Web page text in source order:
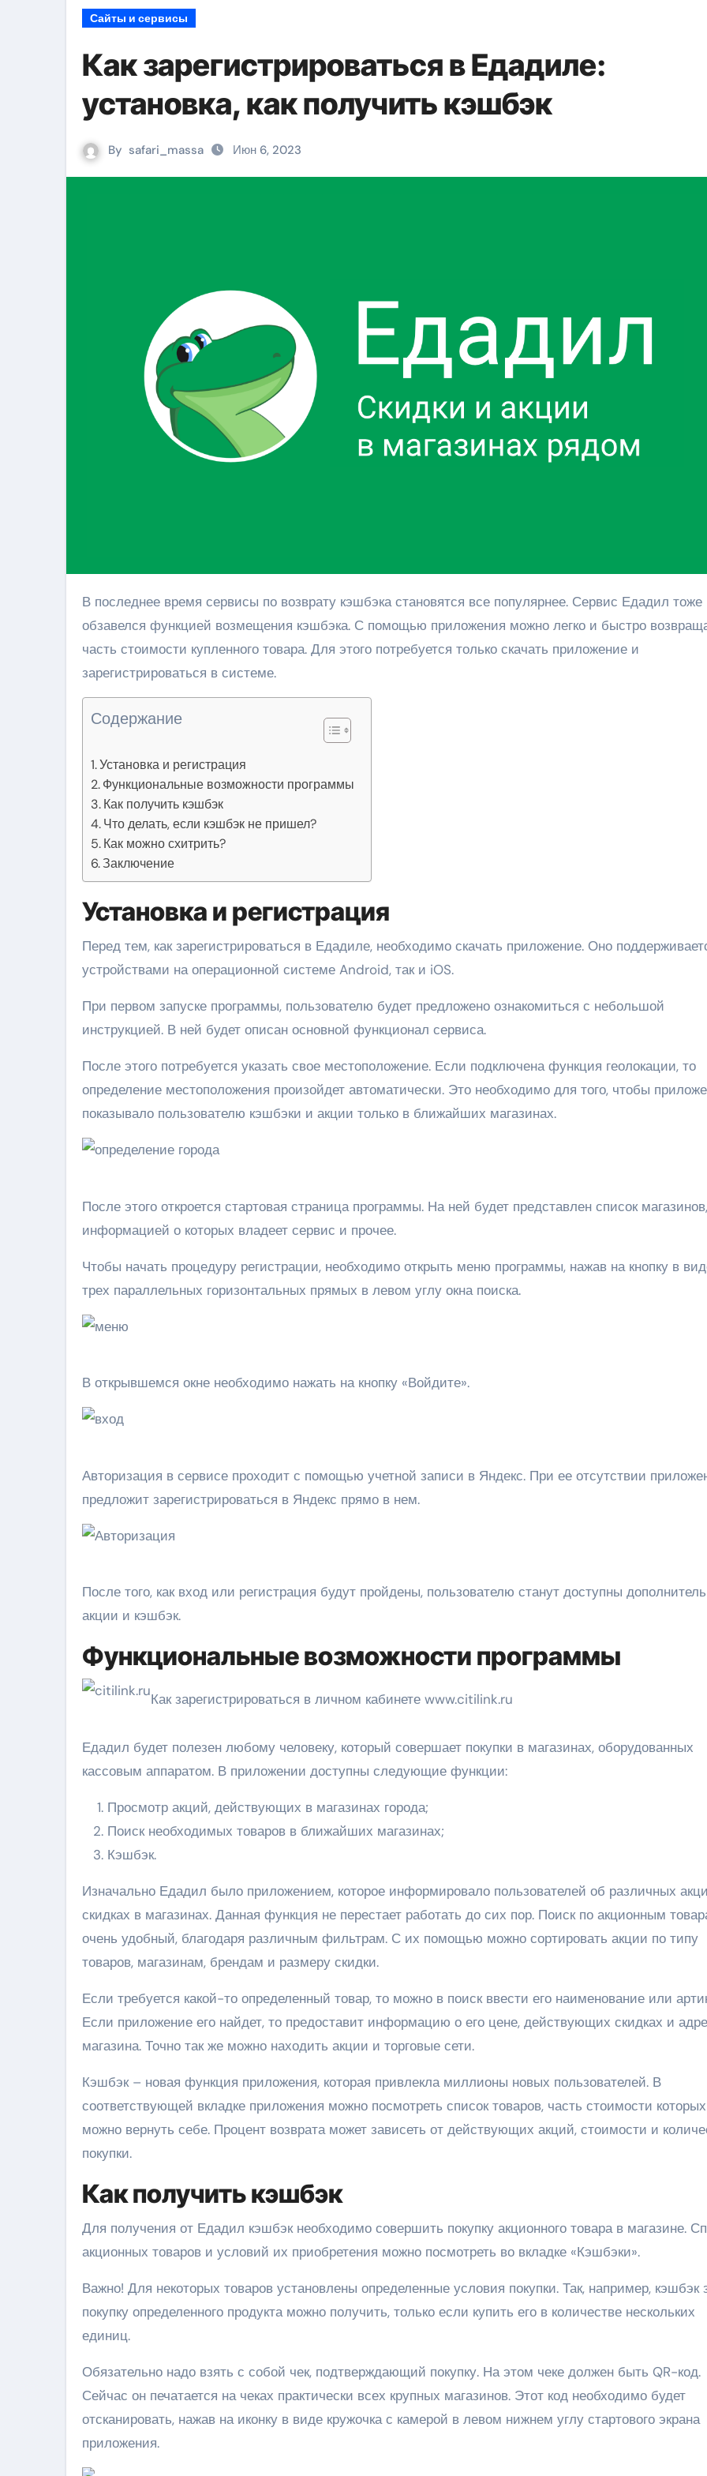
Сайты и сервисы
Как зарегистрироваться в Едадиле:
установка, как получить кэшбэк
By safari_massa Июн 6, 2023
В последнее время сервисы по возврату кэшбэка становятся все популярнее. Сервис Едадил тоже
обзавелся функцией возмещения кэшбэка. С помощью приложения можно легко и быстро
часть стоимости купленного товара. Для этого потребуется только скачать приложение и
зарегистрироваться в системе.
Содержание
Установка и регистрация
Функциональные возможности программы
Как получить кэшбэк
Что делать, если кэшбэк не пришел?
Как можно схитрить?
Заключение
Установка и регистрация
Перед тем, как зарегистрироваться в Едадиле, необходимо скачать приложение. Оно
устройствами на операционной системе Android, так и iOS.
При первом запуске программы, пользователю будет предложено ознакомиться с небольшой
инструкцией. В ней будет описан основной функционал сервиса.
После этого потребуется указать свое местоположение. Если подключена функция геолокации, то
определение местоположения произойдет автоматически. Это необходимо для того, чтобы
показывало пользователю кэшбэки и акции только в ближайших магазинах.
После этого откроется стартовая страница программы. На ней будет представлен список магазинов,
информацией о которых владеет сервис и прочее.
Чтобы начать процедуру регистрации, необходимо открыть меню программы, нажав на кнопку в
трех параллельных горизонтальных прямых в левом углу окна поиска.
В открывшемся окне необходимо нажать на кнопку «Войдите».
Авторизация в сервисе проходит с помощью учетной записи в Яндекс. При ее отсутствии
предложит зарегистрироваться в Яндекс прямо в нем.
После того, как вход или регистрация будут пройдены, пользователю станут доступны
акции и кэшбэк.
Функциональные возможности программы
Как зарегистрироваться в личном кабинете www.citilink.ru
Едадил будет полезен любому человеку, который совершает покупки в магазинах, оборудованных
кассовым аппаратом. В приложении доступны следующие функции:
Просмотр акций, действующих в магазинах города;
Поиск необходимых товаров в ближайших магазинах;
Кэшбэк.
Изначально Едадил было приложением, которое информировало пользователей об различных
скидках в магазинах. Данная функция не перестает работать до сих пор. Поиск по акционным
очень удобный, благодаря различным фильтрам. С их помощью можно сортировать акции по типу
товаров, магазинам, брендам и размеру скидки.
Если требуется какой-то определенный товар, то можно в поиск ввести его наименование или
Если приложение его найдет, то предоставит информацию о его цене, действующих скидках и
магазина. Точно так же можно находить акции и торговые сети.
Кэшбэк – новая функция приложения, которая привлекла миллионы новых пользователей. В
соответствующей вкладке приложения можно посмотреть список товаров, часть стоимости которых
можно вернуть себе. Процент возврата может зависеть от действующих акций, стоимости и
покупки.
Как получить кэшбэк
Для получения от Едадил кэшбэк необходимо совершить покупку акционного товара в магазине.
акционных товаров и условий их приобретения можно посмотреть во вкладке «Кэшбэки».
Важно! Для некоторых товаров установлены определенные условия покупки. Так, например, кэшбэк
покупку определенного продукта можно получить, только если купить его в количестве нескольких
единиц.
Обязательно надо взять с собой чек, подтверждающий покупку. На этом чеке должен быть QR-код.
Сейчас он печатается на чеках практически всех крупных магазинов. Этот код необходимо будет
отсканировать, нажав на иконку в виде кружочка с камерой в левом нижнем углу стартового экрана
приложения.